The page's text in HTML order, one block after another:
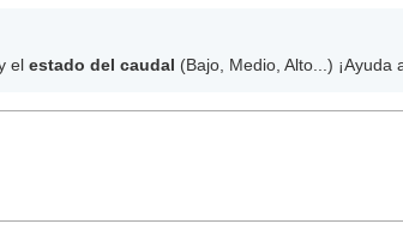
el estado del caudal (Bajo, Medio, Alto...)